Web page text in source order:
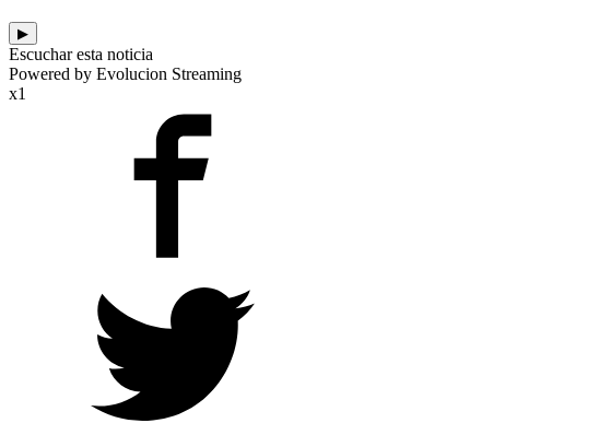
▶
Escuchar esta noticia
Powered by Evolucion Streaming
x1